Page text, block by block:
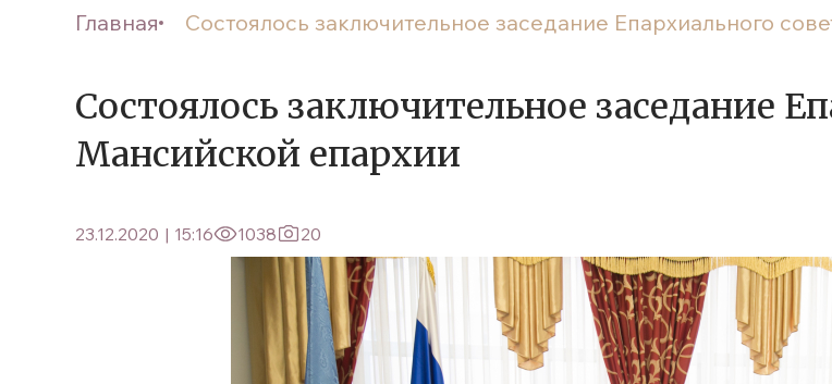
Главная Состоялось заключительное заседание Епархиального
Состоялось заключительное заседание
Мансийской епархии
23.12.2020 | 15:16 1038 20